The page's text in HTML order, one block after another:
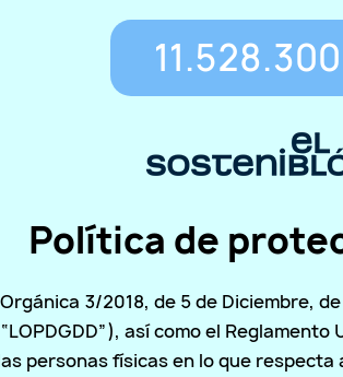
11.528.300
Política de
3/2018, de 5 de Diciembre,
así como el
personas físicas en lo que